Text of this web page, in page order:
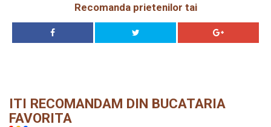
Recomanda prietenilor tai
ITI RECOMANDAM DIN BUCATARIA
FAVORITA